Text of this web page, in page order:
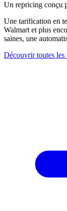
Un repricing conçu
Une tarification en
Walmart et plus
saines, une
Découvrir toutes